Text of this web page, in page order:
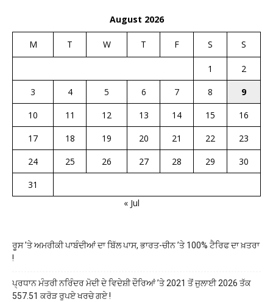
August 2026
M T W T F S S
1
2
3
4 5 6 7 8
9
10
11 12 13 14 15
16
17
18 19 20 21 22
23
24
25 26 27 28 29
30
31
« Jul
ਰੂਸ ’ਤੇ ਅਮਰੀਕੀ ਪਾਬੰਦੀਆਂ ਦਾ ਬਿੱਲ ਪਾਸ, ਭਾਰਤ-ਚੀਨ ’ਤੇ 100% ਟੈਰਿਫ ਦਾ ਖ਼ਤਰਾ
!
ਪ੍ਰਧਾਨ ਮੰਤਰੀ ਨਰਿੰਦਰ ਮੋਦੀ ਦੇ ਵਿਦੇਸ਼ੀ ਦੌਰਿਆਂ ’ਤੇ 2021 ਤੋਂ ਜੁਲਾਈ 2026 ਤੱਕ
557.51 ਕਰੋੜ ਰੁਪਏ ਖਰਚੇ ਗਏ !